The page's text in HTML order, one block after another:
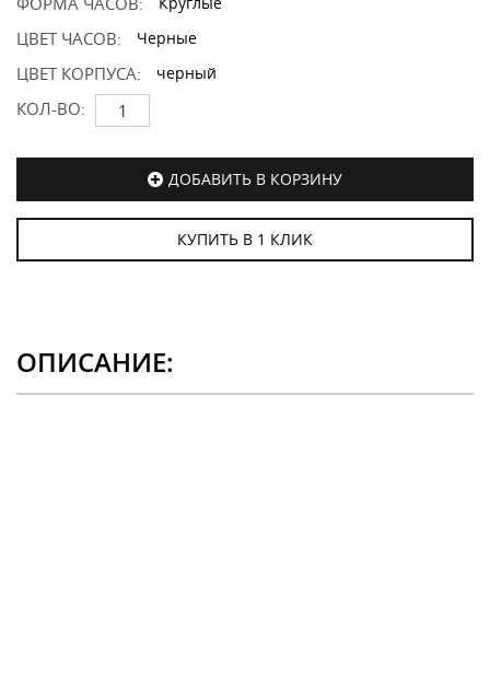
ЦВЕТ ЧАСОВ: Черные
ЦВЕТ КОРПУСА: черный
КОЛ-ВО:
ДОБАВИТЬ В КОРЗИНУ
КУПИТЬ В 1 КЛИК
ОПИСАНИЕ: